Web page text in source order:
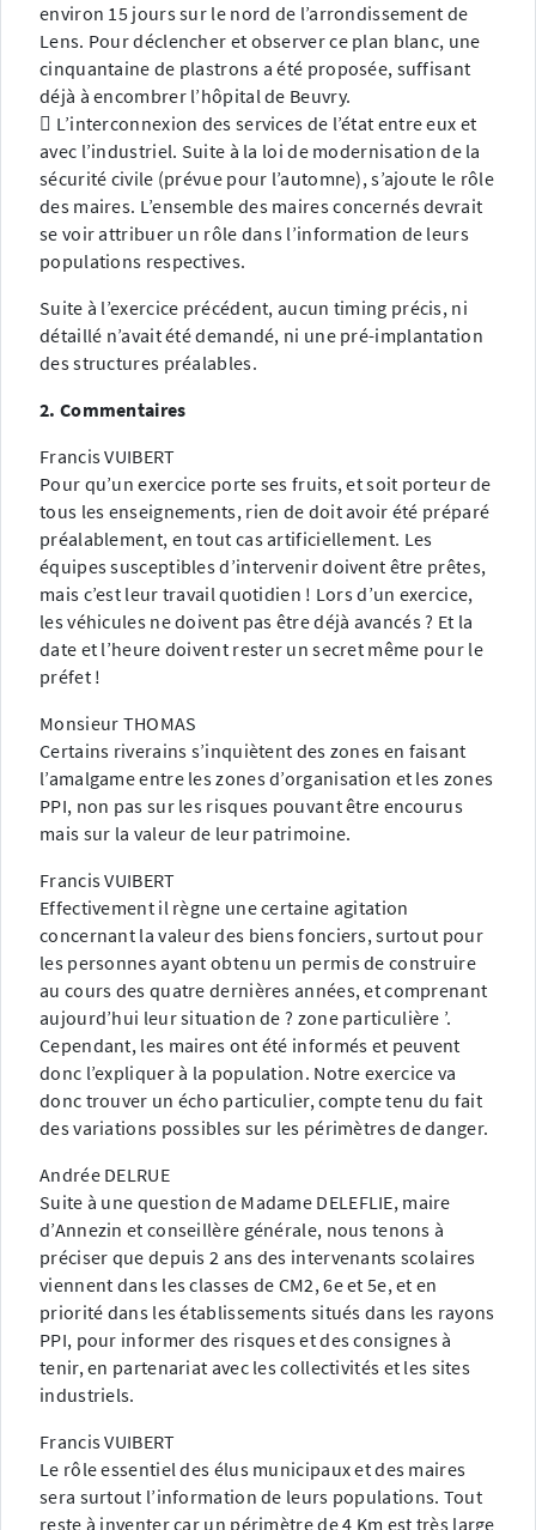
environ 15 jours sur le nord de l’arrondissement de
Lens. Pour déclencher et observer ce plan blanc, une
cinquantaine de plastrons a été proposée, suffisant
déjà à encombrer l’hôpital de Beuvry.
 L’interconnexion des services de l’état entre eux et
avec l’industriel. Suite à la loi de modernisation de la
sécurité civile (prévue pour l’automne), s’ajoute le rôle
des maires. L’ensemble des maires concernés devrait
se voir attribuer un rôle dans l’information de leurs
populations respectives.
Suite à l’exercice précédent, aucun timing précis, ni
détaillé n’avait été demandé, ni une pré-implantation
des structures préalables.
2. Commentaires
Francis VUIBERT
Pour qu’un exercice porte ses fruits, et soit porteur de
tous les enseignements, rien de doit avoir été préparé
préalablement, en tout cas artificiellement. Les
équipes susceptibles d’intervenir doivent être prêtes,
mais c’est leur travail quotidien ! Lors d’un exercice,
les véhicules ne doivent pas être déjà avancés ? Et la
date et l’heure doivent rester un secret même pour le
préfet !
Monsieur THOMAS
Certains riverains s’inquiètent des zones en faisant
l’amalgame entre les zones d’organisation et les zones
PPI, non pas sur les risques pouvant être encourus
mais sur la valeur de leur patrimoine.
Francis VUIBERT
Effectivement il règne une certaine agitation
concernant la valeur des biens fonciers, surtout pour
les personnes ayant obtenu un permis de construire
au cours des quatre dernières années, et comprenant
aujourd’hui leur situation de ? zone particulière ’.
Cependant, les maires ont été informés et peuvent
donc l’expliquer à la population. Notre exercice va
donc trouver un écho particulier, compte tenu du fait
des variations possibles sur les périmètres de danger.
Andrée DELRUE
Suite à une question de Madame DELEFLIE, maire
d’Annezin et conseillère générale, nous tenons à
préciser que depuis 2 ans des intervenants scolaires
viennent dans les classes de CM2, 6e et 5e, et en
priorité dans les établissements situés dans les rayons
PPI, pour informer des risques et des consignes à
tenir, en partenariat avec les collectivités et les sites
industriels.
Francis VUIBERT
Le rôle essentiel des élus municipaux et des maires
sera surtout l’information de leurs populations. Tout
reste à inventer car un périmètre de 4 Km est très large